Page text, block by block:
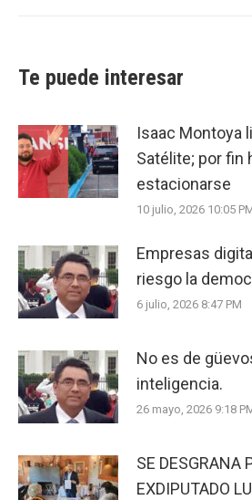
Te puede interesar
Isaac Montoya
Satélite; por fin
estacionarse
10 julio, 2026 10:05
Empresas
riesgo la
6 julio, 2026 8:47 PM
No es de
inteligencia.
26 mayo, 2026 9:18
SE DESGRANA
EXDIPUTADO